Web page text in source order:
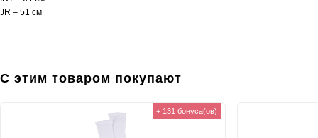
JR – 51 см
С этим товаром покупают
+ 131 бонуса(ов)